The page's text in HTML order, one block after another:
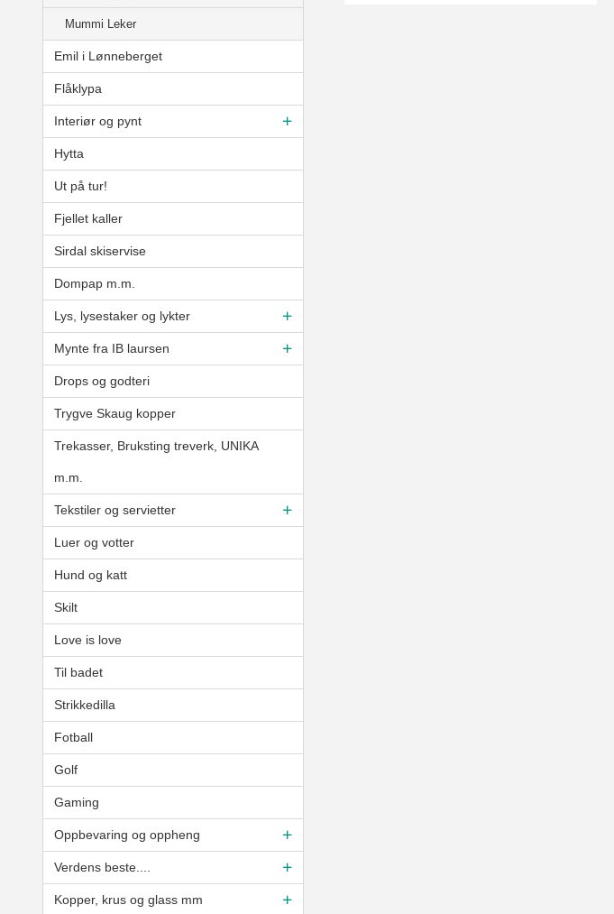
Mummi Leker
Emil i Lønneberget
Flåklypa
Interiør og pynt
Hytta
Ut på tur!
Fjellet kaller
Sirdal skiservise
Dompap m.m.
Lys, lysestaker og lykter
Mynte fra IB laursen
Drops og godteri
Trygve Skaug kopper
Trekasser, Bruksting treverk, UNIKA
m.m.
Tekstiler og servietter
Luer og votter
Hund og katt
Skilt
Love is love
Til badet
Strikkedilla
Fotball
Golf
Gaming
Oppbevaring og oppheng
Verdens beste....
Kopper, krus og glass mm